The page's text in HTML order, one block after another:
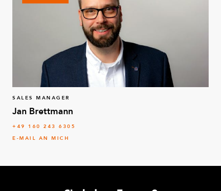
SALES MANAGER
Jan Brettmann
+49 160 243 6305
E-MAIL AN MICH